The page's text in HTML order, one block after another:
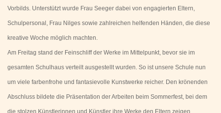
Vorbilds. Unterstützt wurde Frau Seeger dabei von engagierten Eltern,
Schulpersonal, Frau Nilges sowie zahlreichen helfenden Händen, die diese
kreative Woche möglich machten.
Am Freitag stand der Feinschliff der Werke im Mittelpunkt, bevor sie im
gesamten Schulhaus verteilt ausgestellt wurden. So ist unsere Schule nun
um viele farbenfrohe und fantasievolle Kunstwerke reicher. Den krönenden
Abschluss bildete die Präsentation der Arbeiten beim Sommerfest, bei dem
die stolzen Künstlerinnen und Künstler ihre Werke den Eltern zeigen